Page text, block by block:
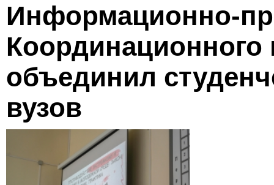
Коричневым по бежевому
Зеленым по темно-коричневому
Информационно-
Координационного
объединил
вузов